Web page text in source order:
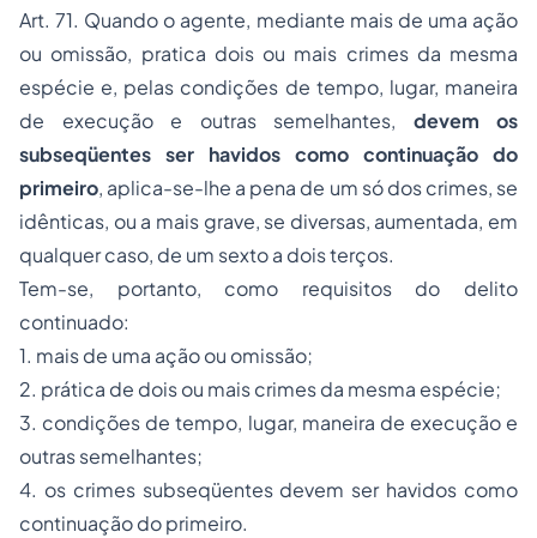
Art. 71. Quando o agente, mediante mais de uma ação
ou omissão, pratica dois ou mais crimes da mesma
espécie e, pelas condições de tempo, lugar, maneira
de execução e outras semelhantes, devem os
subseqüentes ser havidos como continuação do
primeiro, aplica-se-lhe a pena de um só dos crimes, se
idênticas, ou a mais grave, se diversas, aumentada, em
qualquer caso, de um sexto a dois terços.
Tem-se, portanto, como requisitos do delito
continuado:
1. mais de uma ação ou omissão;
2. prática de dois ou mais crimes da mesma espécie;
3. condições de tempo, lugar, maneira de execução e
outras semelhantes;
4. os crimes subseqüentes devem ser havidos como
continuação do primeiro.